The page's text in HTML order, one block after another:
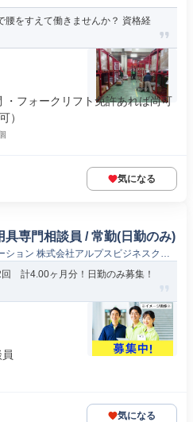
腰をすえて働きませんか？ 資格経
・フォークリフト免許あれば尚可
）
気になる
専門相談員 / 常勤(日勤のみ)
ョン 株式会社アルプスビジネスクリ
回 計4.00ヶ月分！日勤のみ募集！
気になる